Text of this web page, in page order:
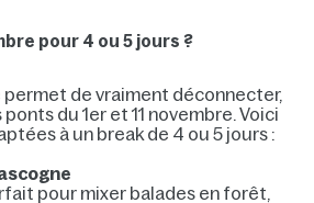
pour 4 ou 5 jours ?
permet de vraiment déconnecter,
du 1er et 11 novembre. Voici
à un break de 4 ou 5 jours :
pour mixer balades en forêt,